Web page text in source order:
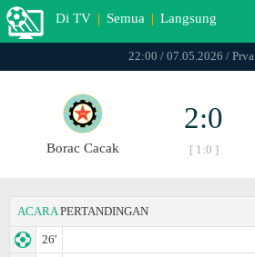
Di TV | Semua | Langsung
22:00 / 07.05.2026 /
Borac Cacak
2:0
[ 1:0 ]
ACARA PERTANDINGAN
26'